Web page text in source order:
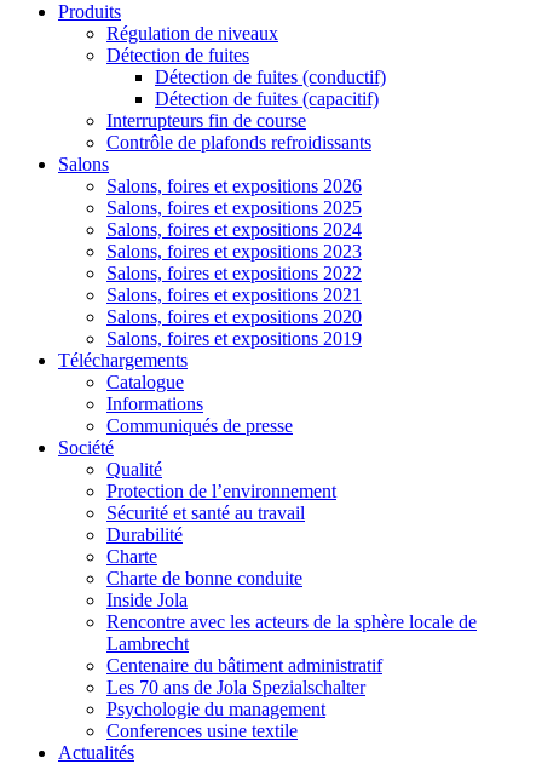
Produits
Régulation de niveaux
Détection de fuites
Détection de fuites (conductif)
Détection de fuites (capacitif)
Interrupteurs fin de course
Contrôle de plafonds refroidissants
Salons
Salons, foires et expositions 2026
Salons, foires et expositions 2025
Salons, foires et expositions 2024
Salons, foires et expositions 2023
Salons, foires et expositions 2022
Salons, foires et expositions 2021
Salons, foires et expositions 2020
Salons, foires et expositions 2019
Téléchargements
Catalogue
Informations
Communiqués de presse
Société
Qualité
Protection de l’environnement
Sécurité et santé au travail
Durabilité
Charte
Charte de bonne conduite
Inside Jola
Rencontre avec les acteurs de la sphère locale de
Lambrecht
Centenaire du bâtiment administratif
Les 70 ans de Jola Spezialschalter
Psychologie du management
Conferences usine textile
Actualités